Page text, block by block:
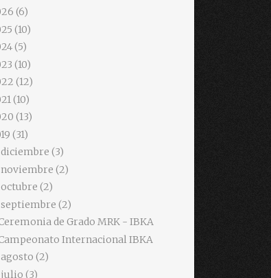
(6)
(10)
(5)
(10)
(12)
(10)
(13)
(31)
diciembre (3)
noviembre (2)
octubre (2)
septiembre (2)
de Grado MRK - IBKA
Internacional IBKA
agosto (2)
julio (3)